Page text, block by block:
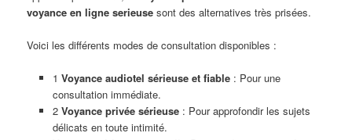
voyance en ligne serieuse sont des alternatives très prisées.
Voici les différents modes de consultation disponibles :
1 Voyance audiotel sérieuse et fiable: Pour une
consultation immédiate.
2 Voyance privée sérieuse: Pour approfondir les sujets
délicats en toute intimité.